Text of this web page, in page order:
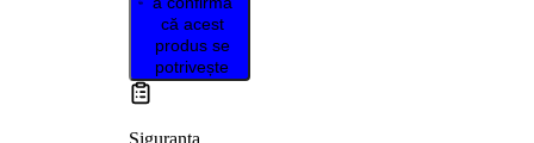
că acest
produs se
potrivește
Siguranța